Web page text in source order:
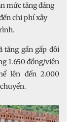
mức tăng đáng
chi phí xây
tăng gần gấp đôi
1.650 đồng/viên
lên đến 2.000